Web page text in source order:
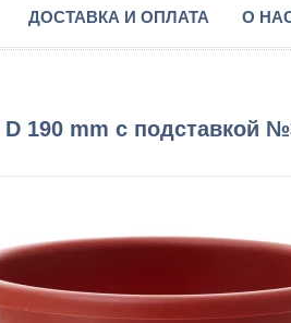
ДОСТАВКА И ОПЛАТА О
190 mm с подставкой